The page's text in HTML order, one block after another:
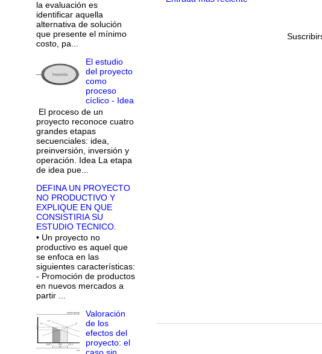
la evaluación es
identificar aquella
alternativa de solución
que presente el mínimo
costo, pa...
El estudio
del proyecto
como
proceso
cíclico - Idea
El proceso de un
proyecto reconoce cuatro
grandes etapas
secuenciales: idea,
preinversión, inversión y
operación. Idea La etapa
de idea pue...
DEFINA UN PROYECTO
NO PRODUCTIVO Y
EXPLIQUE EN QUE
CONSISTIRIA SU
ESTUDIO TECNICO.
• Un proyecto no
productivo es aquel que
se enfoca en las
siguientes características:
- Promoción de productos
en nuevos mercados a
partir ...
Valoración
de los
efectos del
proyecto: el